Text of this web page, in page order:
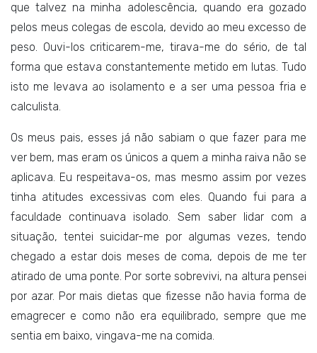
que talvez na minha adolescência, quando era gozado
pelos meus colegas de escola, devido ao meu excesso de
peso. Ouvi-los criticarem-me, tirava-me do sério, de tal
forma que estava constantemente metido em lutas. Tudo
isto me levava ao isolamento e a ser uma pessoa fria e
calculista.
Os meus pais, esses já não sabiam o que fazer para me
ver bem, mas eram os únicos a quem a minha raiva não se
aplicava. Eu respeitava-os, mas mesmo assim por vezes
tinha atitudes excessivas com eles. Quando fui para a
faculdade continuava isolado. Sem saber lidar com a
situação, tentei suicidar-me por algumas vezes, tendo
chegado a estar dois meses de coma, depois de me ter
atirado de uma ponte. Por sorte sobrevivi, na altura pensei
por azar. Por mais dietas que fizesse não havia forma de
emagrecer e como não era equilibrado, sempre que me
sentia em baixo, vingava-me na comida.